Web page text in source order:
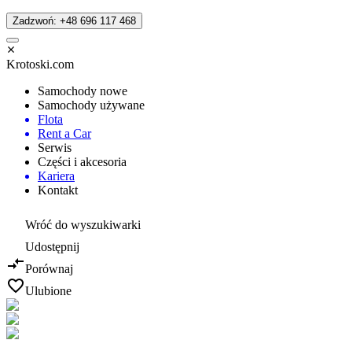
Zadzwoń: +48 696 117 468
Krotoski.com
Samochody nowe
Samochody używane
Flota
Rent a Car
Serwis
Części i akcesoria
Kariera
Kontakt
Wróć do wyszukiwarki
Udostępnij
Porównaj
Ulubione